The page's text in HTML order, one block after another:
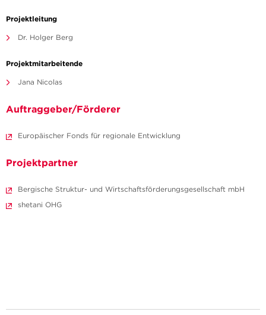
Projektleitung
Dr. Holger Berg
Projektmitarbeitende
Jana Nicolas
Auftraggeber/Förderer
Europäischer Fonds für regionale Entwicklung
Projektpartner
Bergische Struktur- und Wirtschaftsförderungsgesellschaft mbH
shetani OHG